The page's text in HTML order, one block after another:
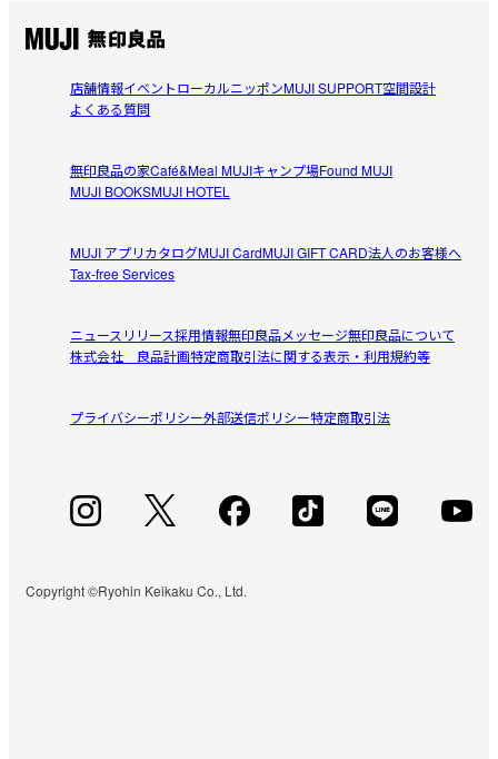
店舗情報イベントローカルニッポンMUJI SUPPORT空間設計
よくある質問
無印良品の家Café&Meal MUJIキャンプ場Found MUJI
MUJI BOOKSMUJI HOTEL
MUJI アプリカタログMUJI CardMUJI GIFT CARD法人のお客様へ
Tax-free Services
ニュースリリース採用情報無印良品メッセージ無印良品について
株式会社 良品計画特定商取引法に関する表示・利用規約等
プライバシーポリシー外部送信ポリシー特定商取引法
Copyright ©Ryohin Keikaku Co., Ltd.